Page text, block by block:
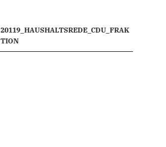
20119_HAUSHALTSREDE_CDU_FRAK
TION